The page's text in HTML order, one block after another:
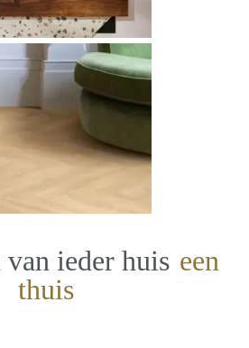
ieder huis een
thuis